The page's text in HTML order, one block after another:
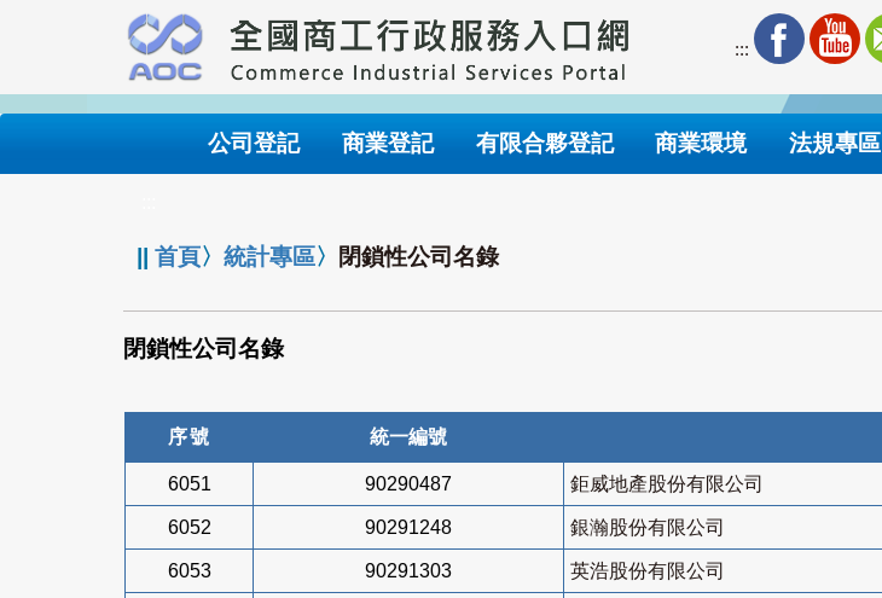
要
內
:::
公司登記 商業登記 有限合夥登記 商業環境 法規專區
||首頁〉統計專區〉 閉鎖性公司名錄
閉鎖性公司名錄
序號 統一編號
6051 90290487 鉅威地產股份有限公司
6052 90291248 銀瀚股份有限公司
6053 90291303 英浩股份有限公司